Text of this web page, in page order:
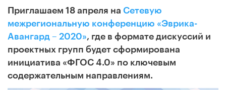
Приглашаем 18 апреля на Сетевую
межрегиональную конференцию «Эврика-
Авангард – 2020», где в формате дискуссий и
проектных групп будет сформирована
инициатива «ФГОС 4.0» по ключевым
содержательным направлениям.